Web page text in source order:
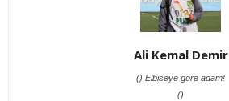
Ali Kemal Demir
() Elbiseye göre adam!
()